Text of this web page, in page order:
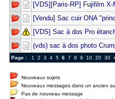
[VDS][Paris-RP] Fujifilm
[Vendu] Sac cuir ONA
[VDS] Sac à dos Pro
(vds) sac à dos photo
Page : 1 2 3 4 5 6 7 8 9 10 20 30
Nouveaux sujets
Nouveaux messages dans un ancien
Pas de nouveau message